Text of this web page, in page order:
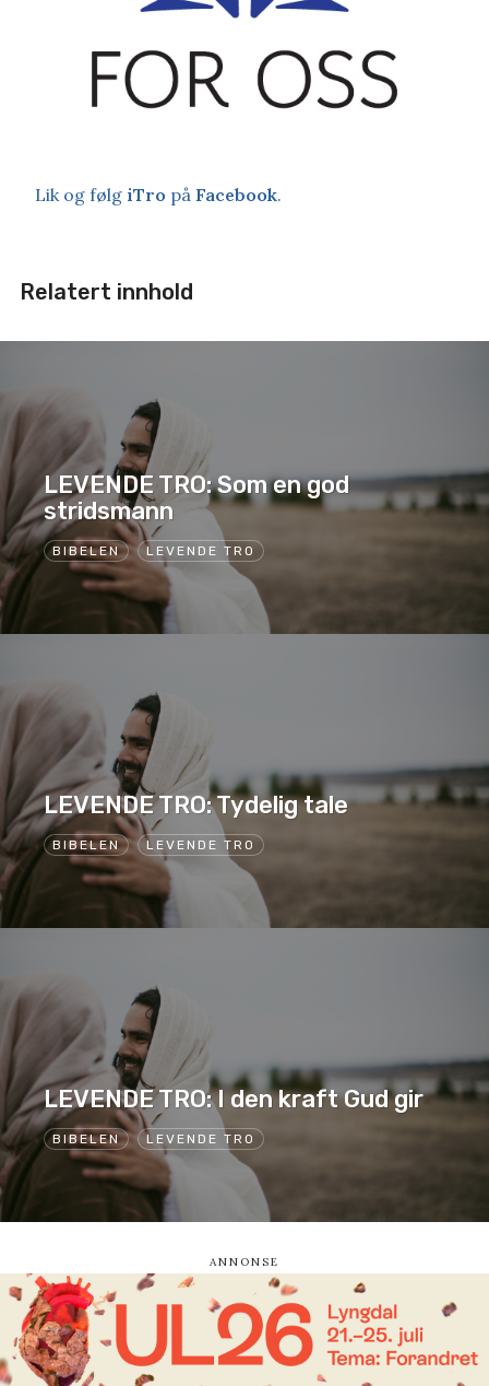
Lik og følg iTro på Facebook.
Relatert innhold
BIBELEN LEVENDE TRO
LEVENDE TRO: Som en god
stridsmann
BIBELEN LEVENDE TRO
LEVENDE TRO: Tydelig tale
BIBELEN LEVENDE TRO
LEVENDE TRO: I den kraft Gud gir